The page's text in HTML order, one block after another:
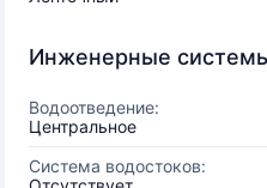
Инженерные
Водоотведение:
Центральное
Система водостоков: